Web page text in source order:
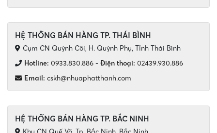
HỆ THỐNG BÁN HÀNG TP. THÁI BÌNH
Cụm CN Quỳnh Côi, H. Quỳnh Phụ, Tỉnh Thái Bình
Hotline: 0933.830.886 - Điện thoại: 02439.930.886
Email: cskh@nhuaphatthanh.com
HỆ THỐNG BÁN HÀNG TP. BẮC NINH